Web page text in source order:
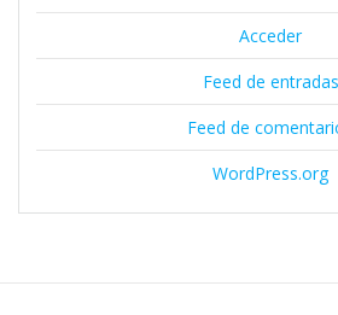
Acceder
Feed de entradas
Feed de
WordPress.org